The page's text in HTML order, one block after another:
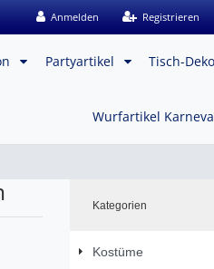
Anmelden Registrieren
Partyartikel Tisch-
Wurfartikel
Kategorien
Kostüme